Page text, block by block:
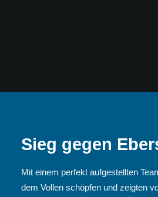
Sieg gegen
Mit einem perfekt aufgestellten
dem Vollen schöpfen und zeigten